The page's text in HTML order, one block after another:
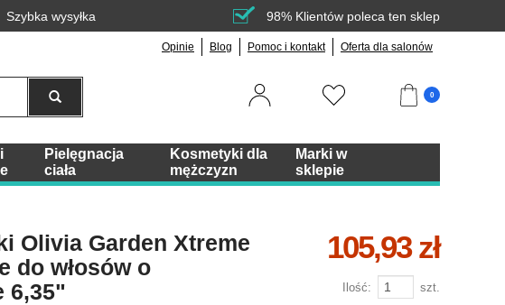
Szybka wysyłka 98% Klientów poleca ten sklep
Opinie Blog Pomoc i kontakt Oferta dla salonów
0
Pielęgnacja
ciała
Kosmetyki dla
mężczyzn
Marki w
sklepie
Olivia Garden Xtreme
do włosów o
6,35"
105,93 zł
Ilość: szt.